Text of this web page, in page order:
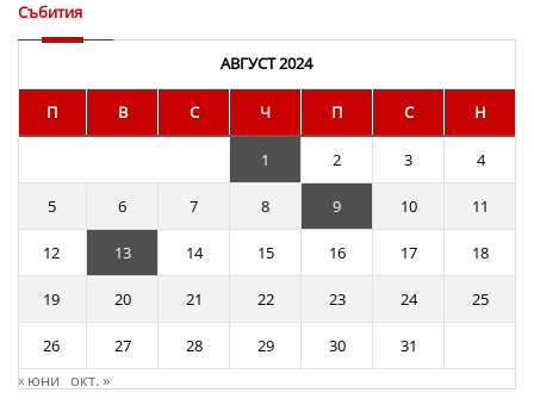
Събития
АВГУСТ 2024
П В С Ч П С Н
1 2 3 4
5 6 7 8 9 10 11
12 13 14 15 16 17 18
19 20 21 22 23 24 25
26 27 28 29 30
31
« юни окт. »